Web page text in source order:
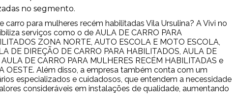
no segmento.
para mulheres recém habilitadas Vila Ursulina? A Vivi no
serviços como o de AULA DE CARRO PARA
ZONA NORTE, AUTO ESCOLA E MOTO ESCOLA,
DE DIREÇÃO DE CARRO PARA HABILITADOS, AULA DE
DE CARRO PARA MULHERES RECÉM HABILITADAS e
OESTE. Além disso, a empresa também conta com um
especializados e cuidadosos, que entendem a necessidade
consideráveis em instalações de qualidade, aumentando